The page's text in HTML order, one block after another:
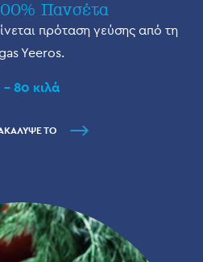
Πανσέτα
πρόταση γεύσης από τη
Yeeros.
- 80 κιλά
ΤΟ